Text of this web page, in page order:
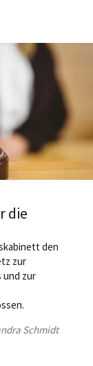
die
den
zur
und zur
Schmidt